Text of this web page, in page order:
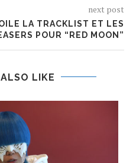
next post
LA TRACKLIST ET LES
POUR “RED MOON”
LIKE